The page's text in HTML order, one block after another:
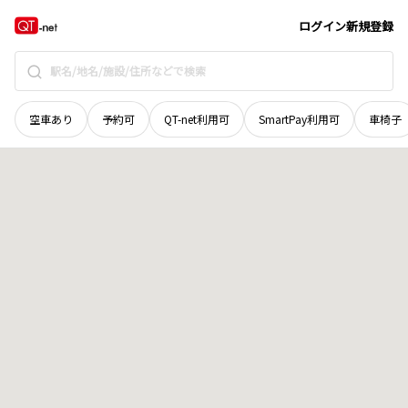
ログイン新規登録
空車あり 予約可 QT-net利用可 SmartPay利用可 車椅子
香川県